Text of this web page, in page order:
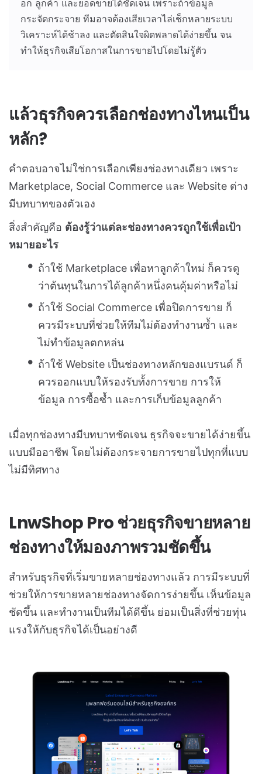
อก ลูกค้า และยอดขายได้ชัดเจน เพราะถ้าข้อมูล
กระจัดกระจาย ทีมอาจต้องเสียเวลาไล่เช็กหลายระบบ
วิเคราะห์ได้ช้าลง และตัดสินใจผิดพลาดได้ง่ายขึ้น จน
ทำให้ธุรกิจเสียโอกาสในการขายไปโดยไม่รู้ตัว
แล้วธุรกิจควรเลือกช่องทางไหนเป็น
หลัก?
คำตอบอาจไม่ใช่การเลือกเพียงช่องทางเดียว เพราะ
Marketplace, Social Commerce และ Website ต่าง
มีบทบาทของตัวเอง
สิ่งสำคัญคือ ต้องรู้ว่าแต่ละช่องทางควรถูกใช้เพื่อเป้า
หมายอะไร
ถ้าใช้ Marketplace เพื่อหาลูกค้าใหม่ ก็ควรดู
ว่าต้นทุนในการได้ลูกค้าหนึ่งคนคุ้มค่าหรือไม่
ถ้าใช้ Social Commerce เพื่อปิดการขาย ก็
ควรมีระบบที่ช่วยให้ทีมไม่ต้องทำงานซ้ำ และ
ไม่ทำข้อมูลตกหล่น
ถ้าใช้ Website เป็นช่องทางหลักของแบรนด์ ก็
ควรออกแบบให้รองรับทั้งการขาย การให้
ข้อมูล การซื้อซ้ำ และการเก็บข้อมูลลูกค้า
เมื่อทุกช่องทางมีบทบาทชัดเจน ธุรกิจจะขายได้ง่ายขึ้น
แบบมืออาชีพ โดยไม่ต้องกระจายการขายไปทุกที่แบบ
ไม่มีทิศทาง
LnwShop Pro ช่วยธุรกิจขายหลาย
ช่องทางให้มองภาพรวมชัดขึ้น
สำหรับธุรกิจที่เริ่มขายหลายช่องทางแล้ว การมีระบบที่
ช่วยให้การขายหลายช่องทางจัดการง่ายขึ้น เห็นข้อมูล
ชัดขึ้น และทำงานเป็นทีมได้ดีขึ้น ย่อมเป็นสิ่งที่ช่วยทุ่น
แรงให้กับธุรกิจได้เป็นอย่างดี